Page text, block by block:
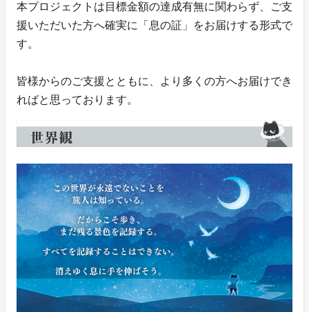
本プロジェクトは目標金額の達成有無に関わらず、ご支
援いただいた方へ確実に「息の証」をお届けする形式で
す。
皆様からのご支援とともに、より多くの方へお届けでき
ればと思っております。